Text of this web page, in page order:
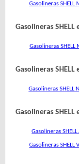
Gasolineras SHELL
Gasolineras
Gasolineras SHELL
Gasolineras
Gasolineras SHELL
Gasolineras SHELL
Gasolineras
Gasolineras SHELL